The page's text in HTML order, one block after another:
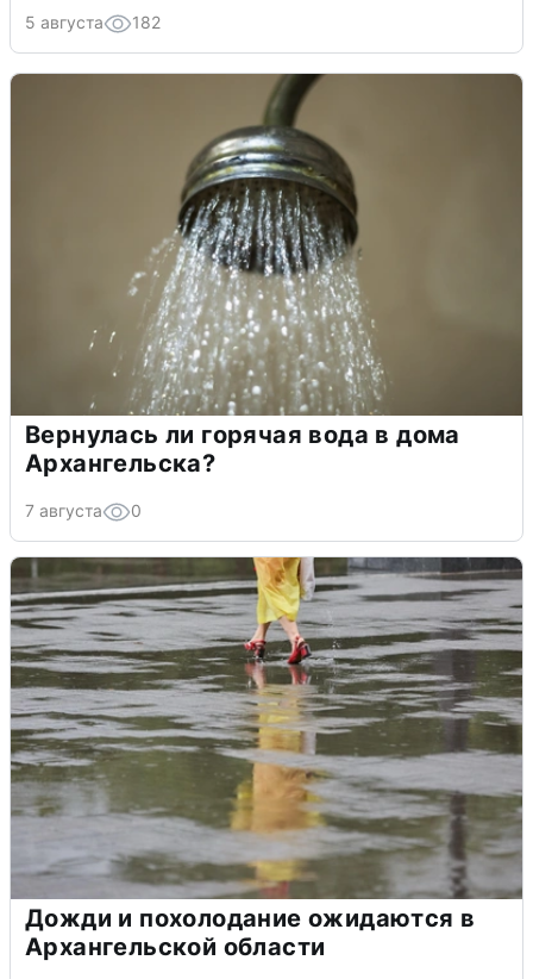
5 августа 182
Вернулась ли горячая вода в дома
Архангельска?
7 августа 0
Дожди и похолодание ожидаются в
Архангельской области